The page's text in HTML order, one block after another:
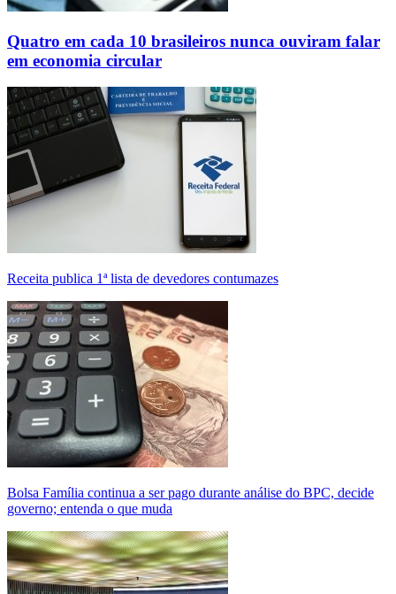
Quatro em cada 10 brasileiros nunca ouviram falar
em economia circular
Receita publica 1ª lista de devedores contumazes
Bolsa Família continua a ser pago durante análise do BPC, decide
governo; entenda o que muda